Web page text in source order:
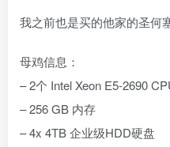
我之前也是买的他家的圣何
母鸡信息：
– 2个 Intel Xeon E5-2690
– 256 GB 内存
– 4x 4TB 企业级HDD硬盘